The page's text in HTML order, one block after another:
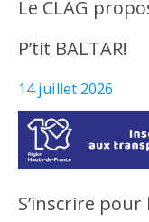
Le CLAG
P’tit BALTAR!
14 juillet 2026
S’inscrire